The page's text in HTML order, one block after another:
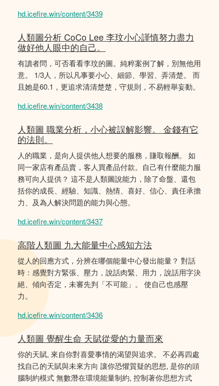
hd.icefire.win/content/3439
人類圖分析 CoCo Lee 李玟小心謹慎努力盡力
做好他人眼中的自己。
有讀者問，可否看看李玟的圖。純粹案例了解，別無他用
意。 1/3人，所以凡事要小心、細節、學習、弄清楚。 而
且她是60.1，更追求清清楚楚，守規則，不易輕舉妄動。
hd.icefire.win/content/3438
人類圖 職業分析，小心被誤解影響。 金錢有它
的法則。
人的職業，是向人提供他人想要的服務，賺取報酬。 如
同一家店有產品賣，客人買產品付款。自己有什麼能力服
務可向人提供？ 這不是人類圖說能力，除了命盤、還包
括你的成長、經驗、知識、熱情、喜好、信心、責任承擔
力、及為人解決問題的能力與心態。
hd.icefire.win/content/3437
高階人類圖 九大能量中心感知方法
從人的回應方式，分辨在哪個能量中心發出能量？ 對話
時：感覺對方緊張、壓力，說話肉緊、用力，說話用字決
絕、傾向否定，未審先判「不可能」。 使自己也感壓
力。
hd.icefire.win/content/3436
人類圖 覺醒生命 天賦從愛的力量而來
你的天賦, 來自你對喜愛事情的渴望與追求。 不必再四處
找自己的天賦與未來方向 讓你恐懼質疑的思想, 是你的頭
腦制約模式 無數潛在環境能量制約, 控制著你思想方式